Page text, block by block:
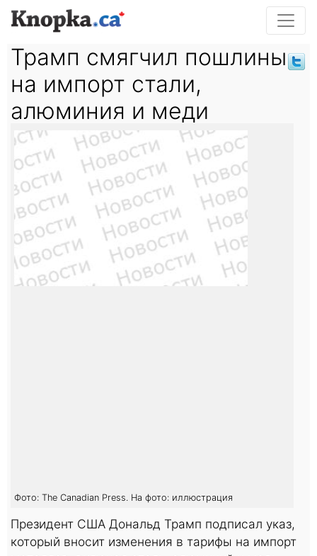
Трамп смягчил пошлины
на импорт стали,
алюминия и меди
Фото: The Canadian Press. На фото: иллюстрация
Президент США Дональд Трамп подписал указ,
который вносит изменения в тарифы на импорт